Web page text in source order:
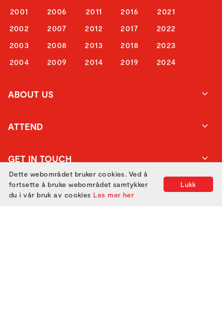
2001
2002
2003
2004
2006
2007
2008
2009
2011
2012
2013
2014
2016
2017
2018
2019
2021
2022
2023
2024
ABOUT US
ATTEND
GET IN TOUCH
Lukk
Dette webområdet bruker cookies. Ved å
fortsette å bruke webområdet samtykker
du i vår bruk av cookies Les mer her